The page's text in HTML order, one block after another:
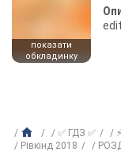
показати
обкладинку
✅ ГДЗ ✅
Рівкінд 2018